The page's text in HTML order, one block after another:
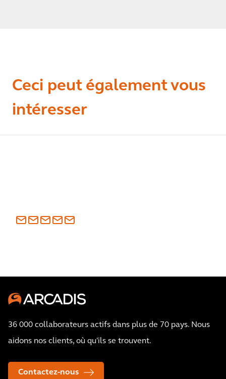
Ceci peut également vous
intéresser
36 000 collaborateurs actifs dans plus de 70 pays. Nous
aidons nos clients, où qu'ils se trouvent.
Contactez-nous